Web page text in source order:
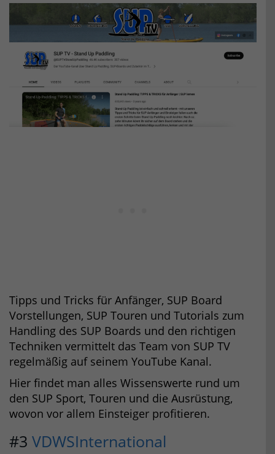
Tipps und Tricks für Anfänger, SUP Board
Vorstellungen, SUP Touren und Tutorials zum
Handling des SUP Boards und den richtigen
Techniken vermittelt das Team von SUP TV
regelmäßig auf seinem YouTube Kanal.
Hier findet man alles Wissenswerte rund um
den SUP Sport, Touren und die Ausrüstung,
wovon vor allem Einsteiger profitieren.
#3 VDWSInternational